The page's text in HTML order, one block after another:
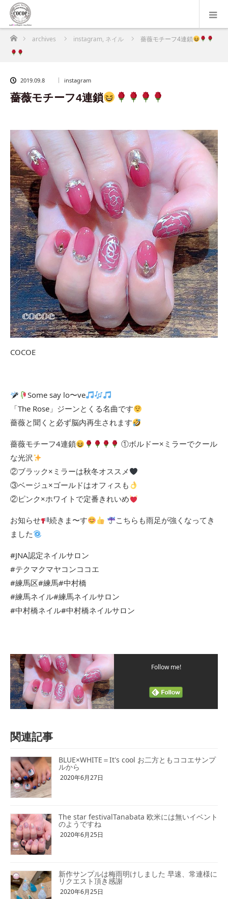
ホームarchives instagram, ネイル 薔薇モチーフ4連鎖
2019.09.8 instagram
薔薇モチーフ4連鎖
COCOE
Some say lo〜ve
「The Rose」ジーンとくる名曲です
薔薇と聞くと必ず脳内再生されます
薔薇モチーフ4連鎖
①ボルドー×ミラーでクール
な光沢
②ブラック×ミラーは秋冬オススメ
③ベージュ×ゴールドはオフィスも
②ピンク×ホワイトで定番きれいめ
お知らせ 続きま〜す
こちらも雨足が強くなってき
ました
#JNA認定ネイルサロン
#テクマクマヤコンココエ
#練馬区#練馬#中村橋
#練馬ネイル#練馬ネイルサロン
#中村橋ネイル#中村橋ネイルサロン
Follow me!
関連記事
BLUE×WHITE＝It's cool お二方ともココエサンプ
ルから
2020年6月27日
The star festivalTanabata 欧米には無いイベント
のようですね
2020年6月25日
新作サンプルは梅雨明けしました 早速、常連様に
リクエスト頂き感謝
2020年6月25日